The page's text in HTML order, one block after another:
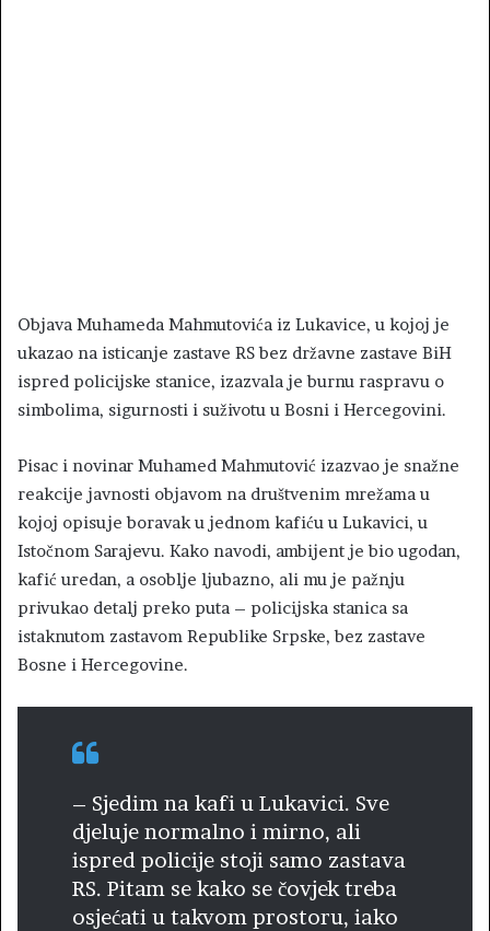
Objava Muhameda Mahmutovića iz Lukavice, u kojoj je
ukazao na isticanje zastave RS bez državne zastave BiH
ispred policijske stanice, izazvala je burnu raspravu o
simbolima, sigurnosti i suživotu u Bosni i Hercegovini.
Pisac i novinar Muhamed Mahmutović izazvao je snažne
reakcije javnosti objavom na društvenim mrežama u
kojoj opisuje boravak u jednom kafiću u Lukavici, u
Istočnom Sarajevu. Kako navodi, ambijent je bio ugodan,
kafić uredan, a osoblje ljubazno, ali mu je pažnju
privukao detalj preko puta – policijska stanica sa
istaknutom zastavom Republike Srpske, bez zastave
Bosne i Hercegovine.
– Sjedim na kafi u Lukavici. Sve
djeluje normalno i mirno, ali
ispred policije stoji samo zastava
RS. Pitam se kako se čovjek treba
osjećati u takvom prostoru, iako